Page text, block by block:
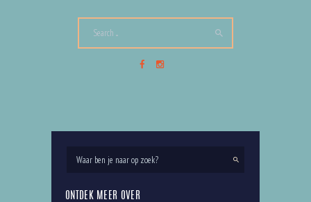
19 februari 2017
ONTDEK MEER OVER